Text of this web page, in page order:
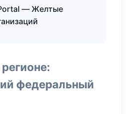
— Желтые
федеральный